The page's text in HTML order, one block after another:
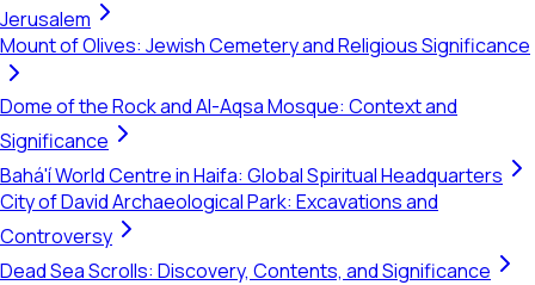
Jerusalem
Mount of Olives: Jewish Cemetery and Religious Significance
Dome of the Rock and Al-Aqsa Mosque: Context and
Significance
Bahá'í World Centre in Haifa: Global Spiritual Headquarters
City of David Archaeological Park: Excavations and
Controversy
Dead Sea Scrolls: Discovery, Contents, and Significance